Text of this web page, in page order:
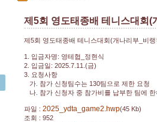
제5회 영도태종배 테니스대회(
제5회 영도태종배 테니스대회(개나리부_비
1. 입금자명: 영테협_정현식
2. 입금일: 2025.7.11.(금)
3. 요청사항
가. 참가 신청팀수는 130팀으로 제한 요청
나. 참가 신청자 중 참가비를 납부한 팀에
파일 : 2025_ydta_game2.hwp(45 Kb)
조회 : 952